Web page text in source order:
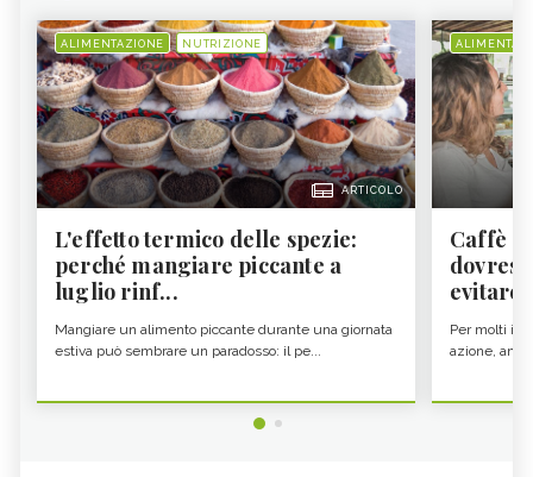
ALIMENTAZIONE NUTRIZIONE
ARTICOLO
L'effetto termico delle spezie:
perché mangiare piccante a
luglio rinf...
Mangiare un alimento piccante durante una giornata
estiva può sembrare un paradosso: il pe...
Caffè
evitare
Per molti il
azione,